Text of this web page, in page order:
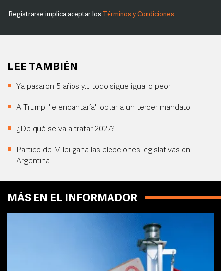
Registrarse implica aceptar los Términos y Condiciones
LEE TAMBIÉN
Ya pasaron 5 años y… todo sigue igual o peor
A Trump "le encantaría" optar a un tercer mandato
¿De qué se va a tratar 2027?
Partido de Milei gana las elecciones legislativas en
Argentina
MÁS EN EL INFORMADOR